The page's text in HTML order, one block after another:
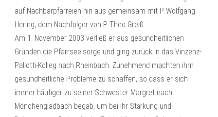
auf Nachbarpfarreien hin aus gemeinsam mit P. Wolfgang
Hering, dem Nachfolger von P. Theo Greiß.
Am 1. November 2003 verließ er aus gesundheitlichen
Gründen die Pfarrseelsorge und ging zurück in das Vinzenz-
Pallotti-Kolleg nach Rheinbach. Zunehmend machten ihm
gesundheitliche Probleme zu schaffen, so dass er sich
immer häufiger zu seiner Schwester Margret nach
Mönchengladbach begab, um bei ihr Stärkung und